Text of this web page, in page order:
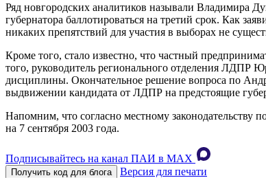
Ряд новгородских аналитиков называли Владимира
губернатора баллотироваться на третий срок. Как
никаких препятствий для участия в выборах не
Кроме того, стало известно, что частный
того, руководитель регионального отделения ЛДПР
дисциплины. Окончательное решение вопроса по
выдвижении кандидата от ЛДПР на предстоящие
Напомним, что согласно местному законодательству
на 7 сентября 2003 года.
Подписывайтесь на канал ПАИ в MAХ
Получить код для блога
Версия для печати